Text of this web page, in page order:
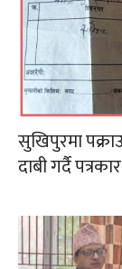
सुखिपुरमा
दाबी गर्दै